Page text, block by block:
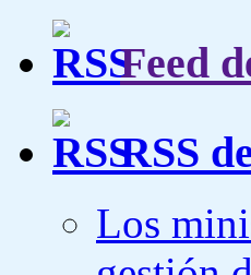
Feed
RSS
Los